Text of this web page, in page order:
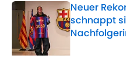
Neuer
schnappt